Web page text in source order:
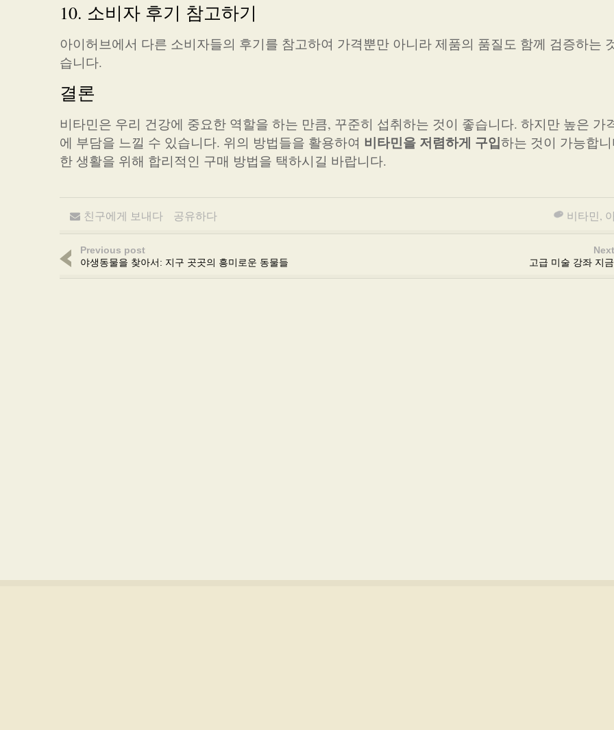
10. 소비자 후기 참고하기
아이허브에서 다른 소비자들의 후기를 참고하여 가격뿐만 아니라 제품의 품질도 함께 검증하는
습니다.
결론
비타민은 우리 건강에 중요한 역할을 하는 만큼, 꾸준히 섭취하는 것이 좋습니다. 하지만 높은 가
에 부담을 느낄 수 있습니다. 위의 방법들을 활용하여 비타민을 저렴하게 구입하는 것이 가능합
한 생활을 위해 합리적인 구매 방법을 택하시길 바랍니다.
친구에게 보내다 공유하다 비타민,
Previous post
야생동물을 찾아서: 지구 곳곳의 흥미로운 동물들
고급 미술 강좌 지